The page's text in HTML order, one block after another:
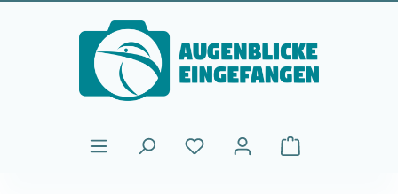
Passa al contenuto principale
Il carrello